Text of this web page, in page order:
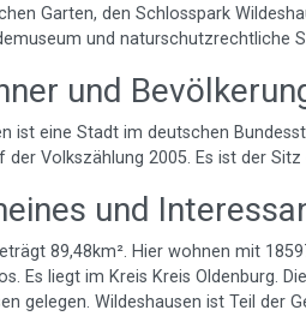
Garten, den Schlosspark
und naturschutzrechtliche
und
ist eine Stadt im deutschen
der Volkszählung 2005. Es ist der
und
89,48km². Hier wohnen mit
Es liegt im Kreis Kreis Oldenburg.
gelegen. Wildeshausen ist Teil der